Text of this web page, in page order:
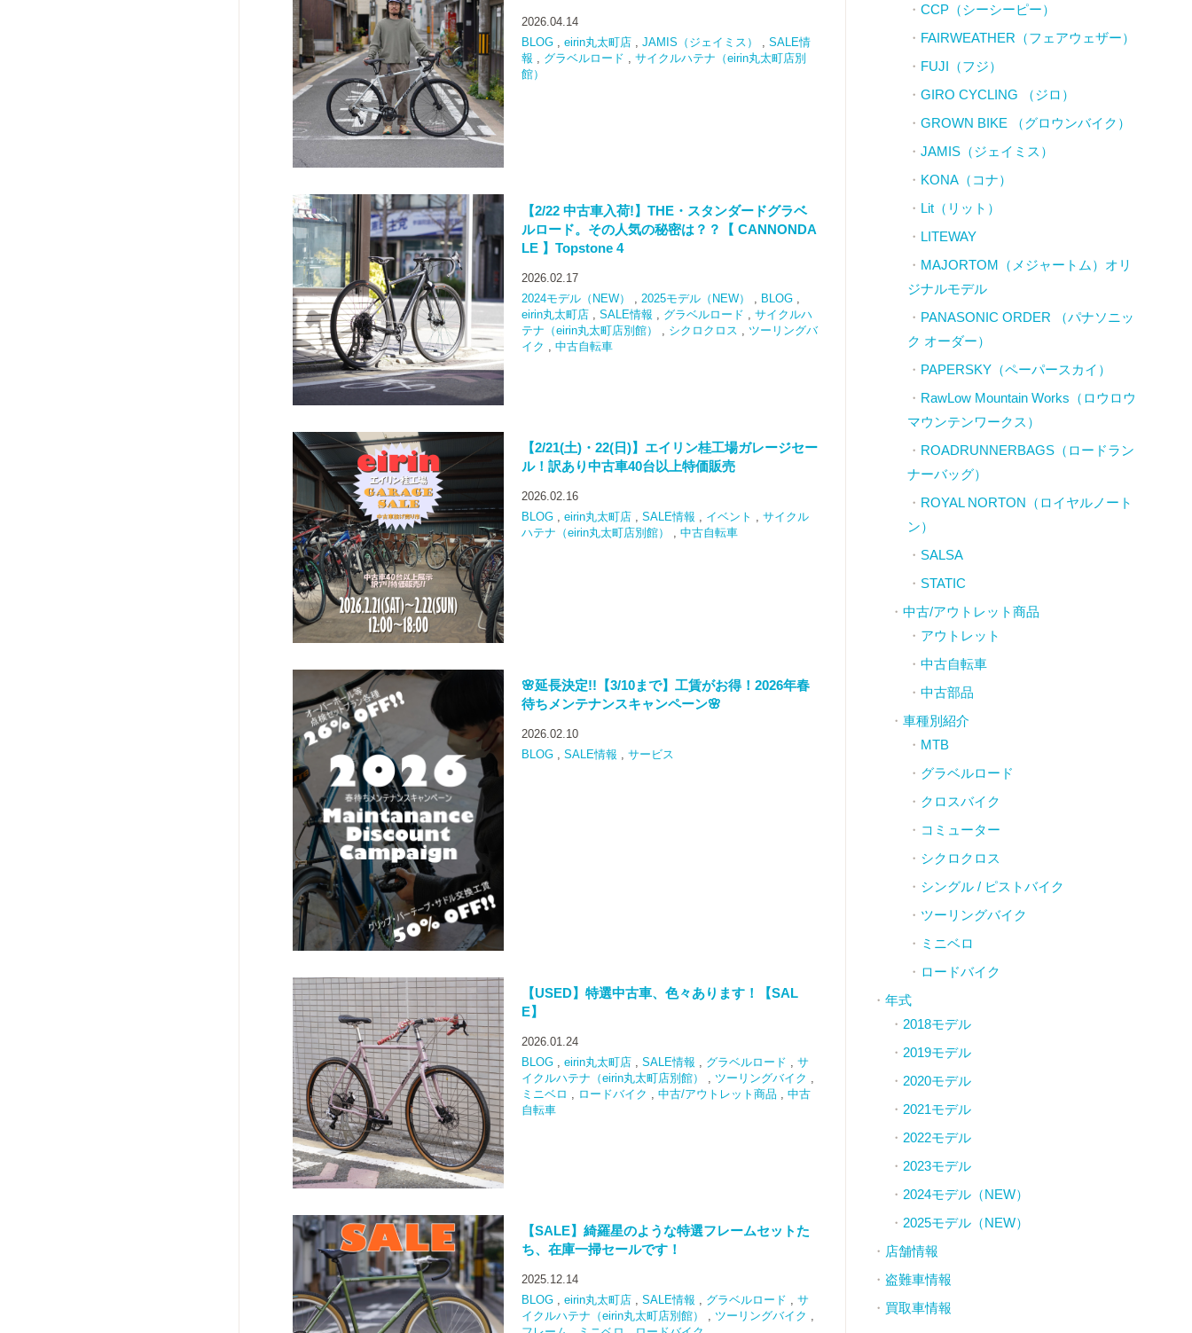
2026.04.14
BLOG, eirin丸太町店, JAMIS（ジェイミス）
SALE情
報
グラベルロード
サイクルハテナ（eirin丸太町店別
館）
【2/22 中古車入荷!】THE・スタンダードグラベ
ルロード。その人気の秘密は？？【 CANNONDA
LE 】Topstone 4
2026.02.17
2024モデル（NEW）
2025モデル（NEW） BLOG,
eirin丸太町店, SALE情報 グラベルロード
サイクルハ
テナ（eirin丸太町店別館）
シクロクロス
ツーリングバ
イク
中古自転車
【2/21(土)・22(日)】エイリン桂工場ガレージセー
ル！訳あり中古車40台以上特価販売
2026.02.16
BLOG, eirin丸太町店, SALE情報 , イベント , サイクル
ハテナ（eirin丸太町店別館）
, 中古自転車
🌸延長決定!!【3/10まで】工賃がお得！2026年春
待ちメンテナンスキャンペーン🌸
2026.02.10
BLOG, SALE情報 , サービス
【USED】特選中古車、色々あります！【SAL
E】
2026.01.24
BLOG, eirin丸太町店, SALE情報 , グラベルロード , サ
イクルハテナ（eirin丸太町店別館）
, ツーリングバイク ,
ミニベロ , ロードバイク , 中古/アウトレット商品 , 中古
自転車
【SALE】綺羅星のような特選フレームセットた
ち、在庫一掃セールです！
2025.12.14
BLOG, eirin丸太町店, SALE情報 , グラベルロード , サ
イクルハテナ（eirin丸太町店別館）
, ツーリングバイク ,
CCP（シーシーピー）
FAIRWEATHER（フェアウェザー）
FUJI（フジ）
GIRO CYCLING （ジロ）
GROWN BIKE （グロウンバイク）
JAMIS（ジェイミス）
KONA（コナ）
Lit（リット）
LITEWAY
MAJORTOM（メジャートム）オリ
ジナルモデル
PANASONIC ORDER （パナソニッ
ク オーダー）
PAPERSKY（ペーパースカイ）
RawLow Mountain Works（ロウロウ
マウンテンワークス）
ROADRUNNERBAGS（ロードラン
ナーバッグ）
ROYAL NORTON（ロイヤルノート
ン）
SALSA
STATIC
中古/アウトレット商品
アウトレット
中古自転車
中古部品
車種別紹介
MTB
グラベルロード
クロスバイク
コミューター
シクロクロス
シングル / ピストバイク
ツーリングバイク
ミニベロ
ロードバイク
年式
2018モデル
2019モデル
2020モデル
2021モデル
2022モデル
2023モデル
2024モデル（NEW）
2025モデル（NEW）
店舗情報
盗難車情報
買取車情報